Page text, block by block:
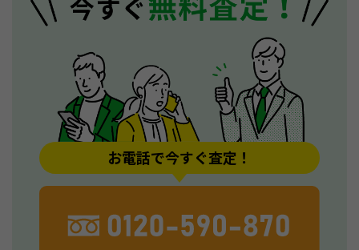
お電話で今すぐ査定！